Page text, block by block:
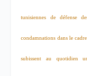
tunisiennes de défense
condamnations dans le
subissent au quotidien